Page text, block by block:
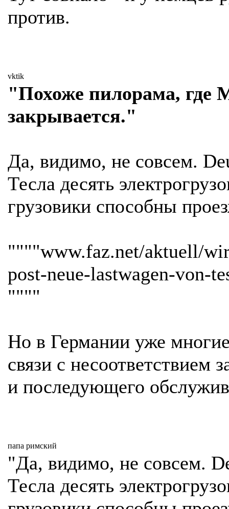
против.
vktik
"Похоже пилорама, где
закрывается."
Да, видимо, не совсем.
Тесла десять
грузовики способны
""""www.faz.net/aktuell/
post-neue-lastwagen-von-
""""
Но в Германии уже
связи с несоответствием
и последующего
папа римский
"Да, видимо, не совсем.
Тесла десять